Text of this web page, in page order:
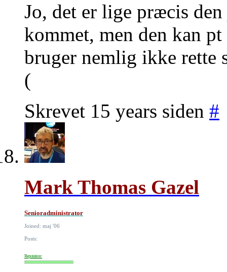
Jo, det er lige præcis
kommet, men den kan
bruger nemlig ikke rette
(
Skrevet 15 years siden #
Mark Thomas Gazel
Senioradministrator
Joined: maj '06
Posts:
Reputation: